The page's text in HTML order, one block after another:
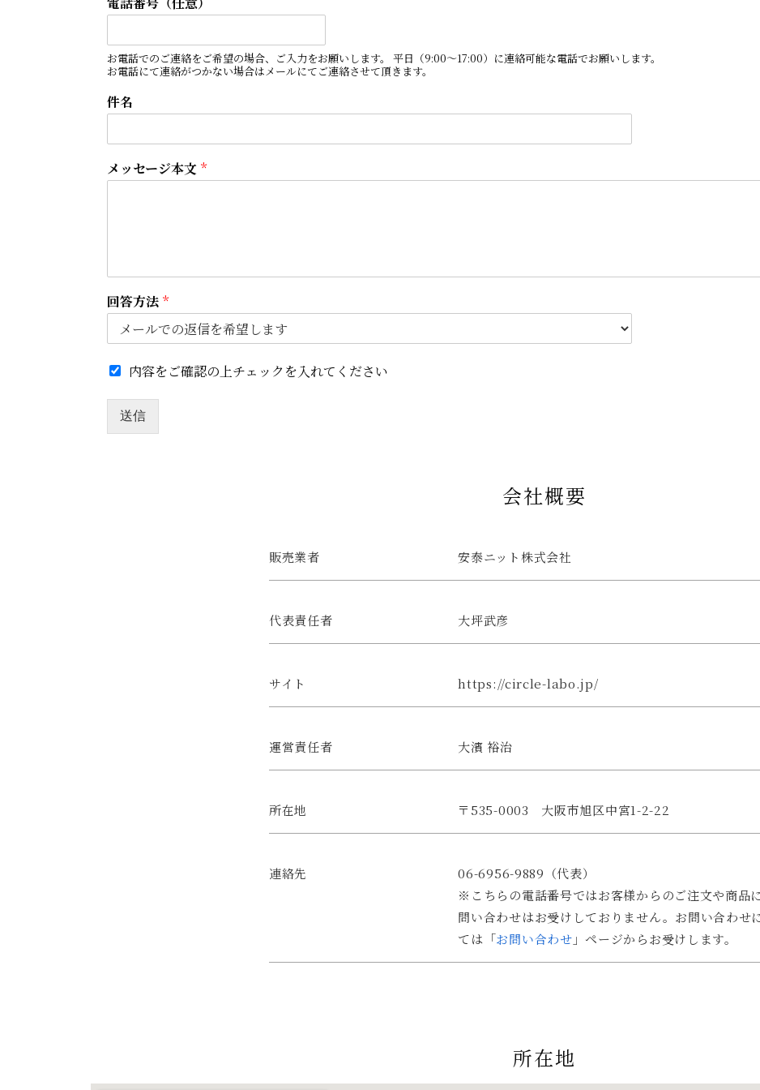
お電話でのご連絡をご希望の場合、ご入力をお願いします。 平日（9:00～17:00）に連絡可能な電話でお願いします。
お電話にて連絡がつかない場合はメールにてご連絡させて頂きます。
件名
メッセージ本文 *
回答方法 *
内容をご確認の上チェックを入れてください
送信
会社概要
販売業者 安泰ニット株式会社
代表責任者 大坪武彦
サイト https://circle-labo.jp/
運営責任者 大濱 裕治
所在地 〒535-0003 大阪市旭区中宮1-2-22
連絡先
06-6956-9889（代表）
※こちらの電話番号ではお客様からのご注文や商品
問い合わせはお受けしておりません。お問い合わせ
ては「お問い合わせ 」ページからお受けします。
所在地